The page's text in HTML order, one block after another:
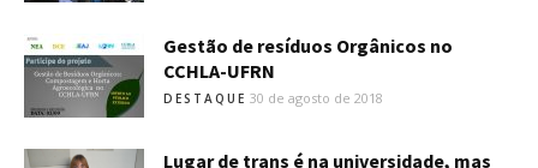
Gestão de resíduos Orgânicos no
CCHLA-UFRN
DESTAQUE 30 de agosto de 2018
Lugar de trans é na universidade, mas